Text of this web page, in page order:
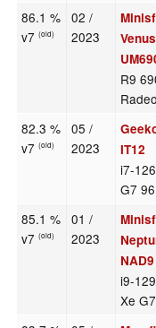
86.1 %
v7(old)
02 /
2023
R9
82.3 %
v7(old)
05 /
2023
IT12
i7-
G7
85.1 %
v7(old)
01 /
2023
NAD9
i9-
Xe